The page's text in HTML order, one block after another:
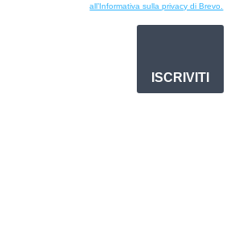
all’Informativa sulla privacy di Brevo.
ISCRIVITI